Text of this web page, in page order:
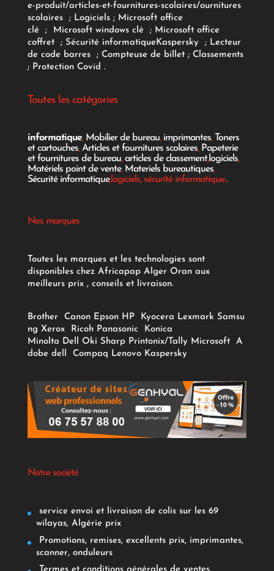
e-produit/articles-et-fournitures-scolaires/ournitures
scolaires; Logiciels ; Microsoft office
clé
; Microsoft windows clé; Microsoft office
coffret ; Sécurité informatiqueKaspersky ; Lecteur
de code barres
; Compteuse de billet; Classements
; Protection Covid .
Toutes les catégories
informatique, Mobilier de bureau, imprimantes, Toners
et cartouches,Articles et fournitures scolaires, Papeterie
et fournitures de bureau,articles de classement,logiciels,
Matériels point de vente, Materiels bureautiques,
Sécurité informatique,logiciels, sécurité informatique...
Nos marques
Toutes les marques et les technologies sont
disponibles chez Africapap Alger Oran aux
meilleurs prix , conseils et livraison.
Brother Canon Epson HP Kyocera Lexmark Samsu
ng Xerox Ricoh Panasonic
Konica
Minolta Dell Oki Sharp Printonix/Tally Microsoft
A
dobe dell Compaq Lenovo Kaspersky
Notre société
service envoi et livraison de colis sur les 69
wilayas, Algérie prix
Promotions, remises, excellents prix, imprimantes,
scanner, onduleurs